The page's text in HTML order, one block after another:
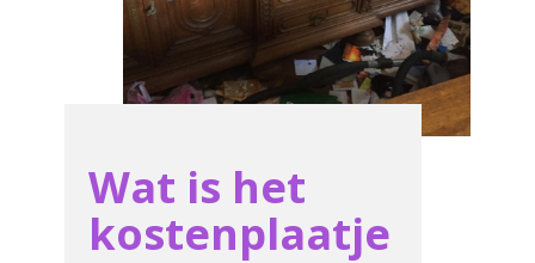
Wat is het
kostenplaatje